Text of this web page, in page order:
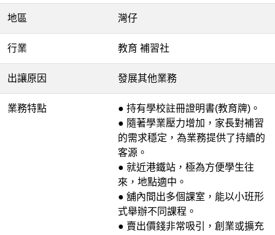
地區 灣仔
行業 教育 補習社
出讓原因 發展其他業務
業務特點
● 持有學校註冊證明書(教育牌)。
● 隨著學業壓力增加，家長對補習
的需求穩定，為業務提供了持續的
客源。
● 就近港鐵站，極為方便學生往
來，地點適中。
● 舖內間出多個課室，能以小班形
式舉辦不同課程。
● 賣出價錢非常吸引，創業或擴充